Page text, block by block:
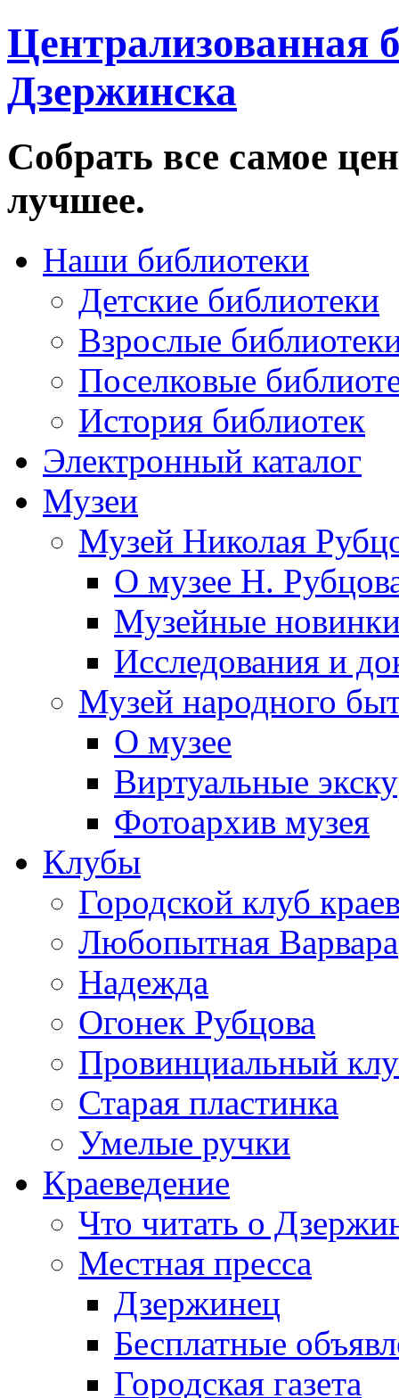
Централизованная
Дзержинска
Собрать все самое
лучшее.
Наши библиотеки
Детские библиотеки
Взрослые
Поселковые
История библиотек
Электронный каталог
Музеи
Музей Николая
О музее Н.
Музейные
Исследования и
Музей народного
О музее
Виртуальные
Фотоархив музея
Клубы
Городской клуб
Любопытная Варвара
Надежда
Огонек Рубцова
Провинциальный
Старая пластинка
Умелые ручки
Краеведение
Что читать о
Местная пресса
Дзержинец
Бесплатные
Городская газета